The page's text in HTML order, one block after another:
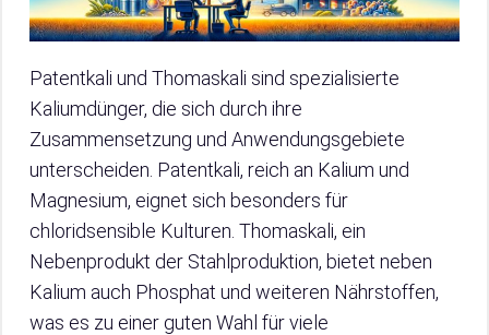
Patentkali und Thomaskali sind spezialisierte
Kaliumdünger, die sich durch ihre
Zusammensetzung und Anwendungsgebiete
unterscheiden. Patentkali, reich an Kalium und
Magnesium, eignet sich besonders für
chloridsensible Kulturen. Thomaskali, ein
Nebenprodukt der Stahlproduktion, bietet neben
Kalium auch Phosphat und weiteren Nährstoffen,
was es zu einer guten Wahl für viele